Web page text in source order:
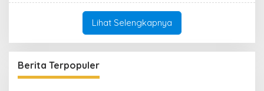
Lihat Selengkapnya
Berita Terpopuler